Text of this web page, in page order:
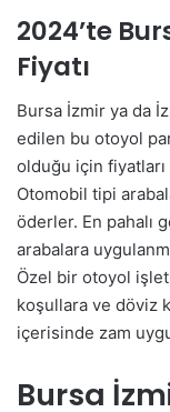
2024’te
Fiyatı
Bursa İzmir ya da
edilen bu otoyol
olduğu için fiyatları
Otomobil tipi
öderler. En pahalı
arabalara
Özel bir otoyol
koşullara ve döviz
içerisinde zam
Bursa